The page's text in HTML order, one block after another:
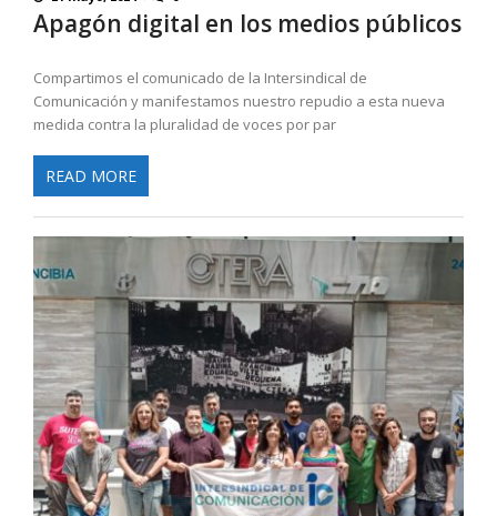
Apagón digital en los medios públicos
Compartimos el comunicado de la Intersindical de
Comunicación y manifestamos nuestro repudio a esta nueva
medida contra la pluralidad de voces por par
READ MORE